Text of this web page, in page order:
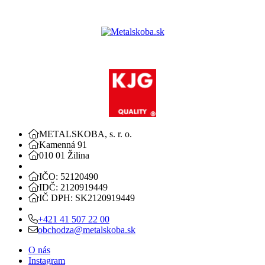
METALSKOBA, s. r. o.
Kamenná 91
010 01 Žilina
IČO: 52120490
IDČ: 2120919449
IČ DPH: SK2120919449
+421 41 507 22 00
obchodza@metalskoba.sk
O nás
Instagram